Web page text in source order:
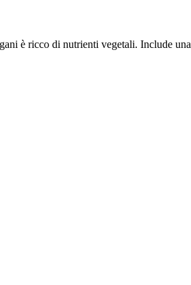
è ricco di nutrienti vegetali. Include